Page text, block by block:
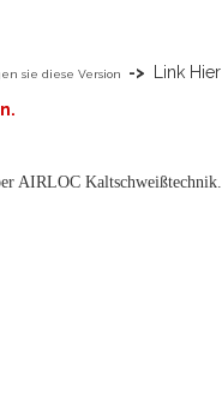
sie diese Version ->
Link Hier
AIRLOC Kaltschweißtechnik.